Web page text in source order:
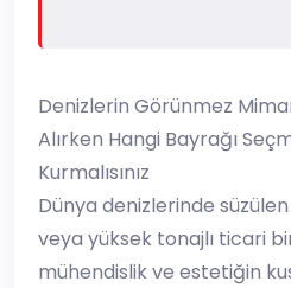
Denizlerin Görünmez
Alırken Hangi Bayrağı
Kurmalısınız
​Dünya denizlerinde
veya yüksek tonajlı ticari
mühendislik ve estetiğin